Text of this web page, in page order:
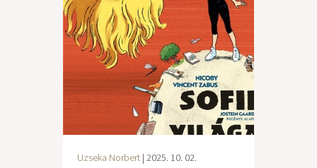
Uzseka Norbert | 2025. 10. 02.